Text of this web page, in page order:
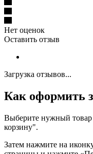
Нет оценок
Оставить отзыв
Загрузка отзывов...
Как оформить
Выберите нужный
корзину".
Затем нажмите на